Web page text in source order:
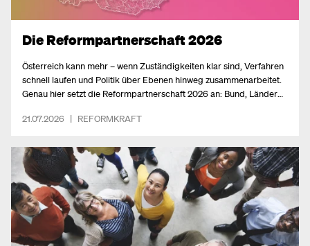
Die Reformpartnerschaft 2026
Österreich kann mehr – wenn Zuständigkeiten klar sind, Verfahren
schnell laufen und Politik über Ebenen hinweg zusammenarbeitet.
Genau hier setzt die Reformpartnerschaft 2026 an: Bund, Länder
zusammengeschlossen, um zentrale Zukunftsfragen gemeinsam zu
21.07.2026 | REFORMKRAFT